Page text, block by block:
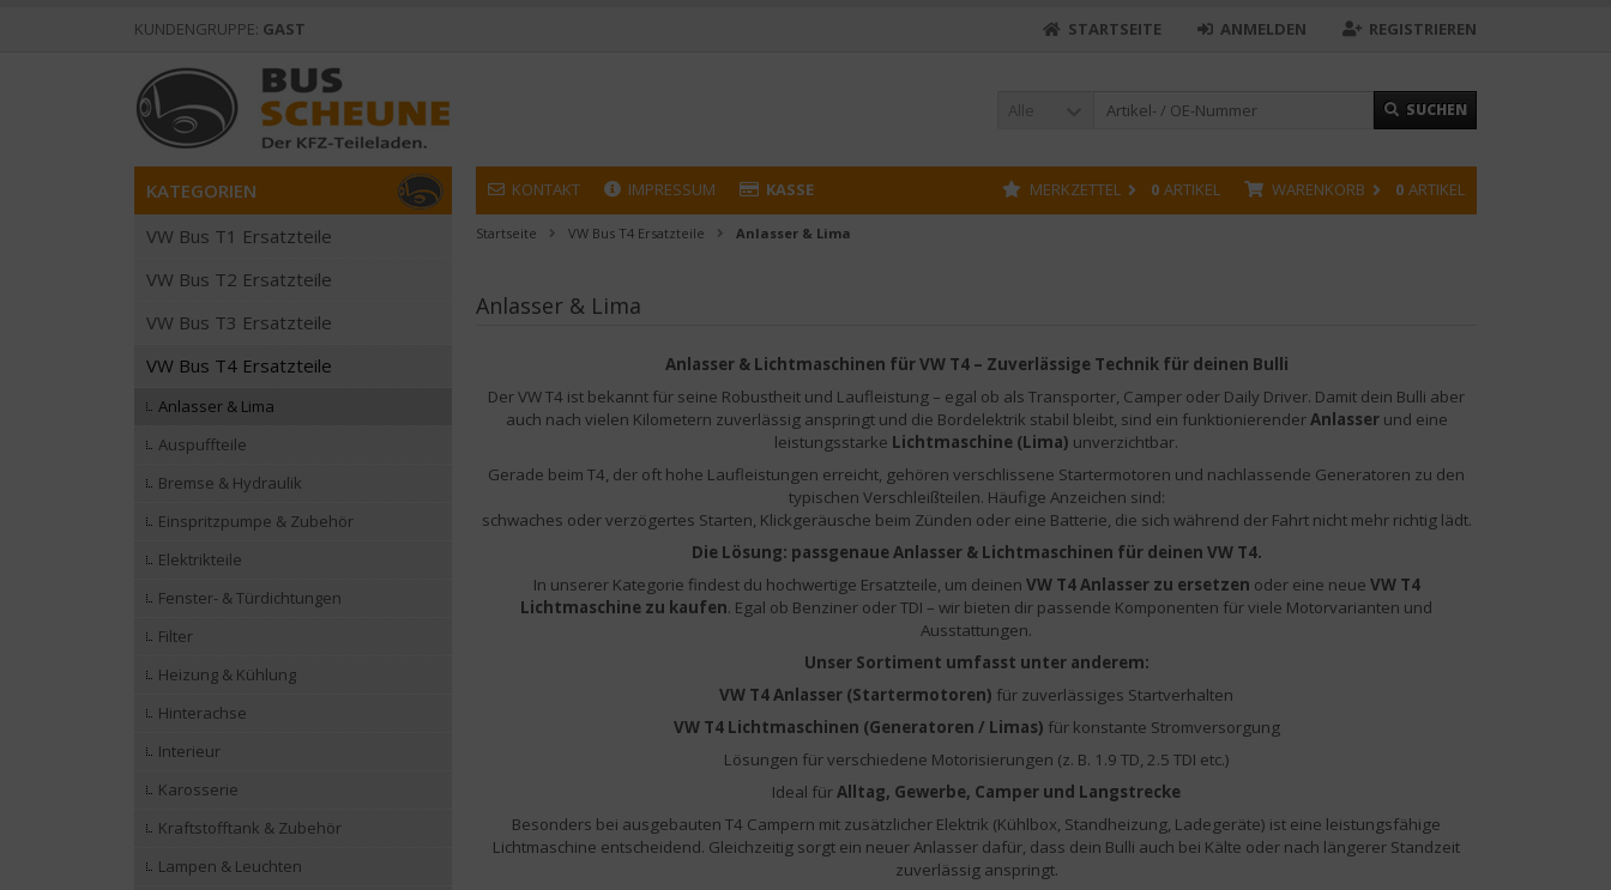
KUNDENGRUPPE: GAST REGISTRIEREN
ANMELDEN
STARTSEITE
Alle SUCHEN
KONTAKT IMPRESSUM KASSE WARENKORB 0 ARTIKEL
MERKZETTEL 0 ARTIKEL
Startseite VW Bus T4 Ersatzteile Anlasser & Lima
Anlasser & Lima
Anlasser & Lichtmaschinen für VW T4 – Zuverlässige Technik für deinen Bulli
DerVW T4 ist bekannt für seine Robustheit und Laufleistung – egal ob als Transporter, Camper oder Daily Driver. Damit dein Bulli aber
auch nach vielen Kilometern zuverlässig anspringt und die Bordelektrik stabil bleibt, sind ein funktionierenderAnlasserund eine
leistungsstarke Lichtmaschine (Lima) unverzichtbar.
Gerade beim T4, der oft hohe Laufleistungen erreicht, gehören verschlissene Startermotoren und nachlassende Generatoren zu den
typischen Verschleißteilen. Häufige Anzeichen sind:
schwaches oder verzögertes Starten, Klickgeräusche beim Zünden oder eine Batterie, die sich während der Fahrt nicht mehr richtig lädt.
Die Lösung: passgenaue Anlasser & Lichtmaschinen für deinen VW T4.
In unserer Kategorie findest du hochwertige Ersatzteile, um deinen VW T4 Anlasser zu ersetzen oder eine neue VW T4
Lichtmaschine zu kaufen. Egal ob Benziner oder TDI – wir bieten dir passende Komponenten für viele Motorvarianten und
Ausstattungen.
Unser Sortiment umfasst unter anderem:
VW T4 Anlasser (Startermotoren) für zuverlässiges Startverhalten
VW T4 Lichtmaschinen (Generatoren / Limas) für konstante Stromversorgung
Lösungen für verschiedene Motorisierungen (z. B. 1.9 TD, 2.5 TDI etc.)
Ideal fürAlltag, Gewerbe, Camper und Langstrecke
Besonders bei ausgebauten T4 Campern mit zusätzlicher Elektrik (Kühlbox, Standheizung, Ladegeräte) ist eine leistungsfähige
Lichtmaschine entscheidend. Gleichzeitig sorgt ein neuer Anlasser dafür, dass dein Bulli auch bei Kälte oder nach längerer Standzeit
zuverlässig anspringt.
KATEGORIEN
VW Bus T1 Ersatzteile
VW Bus T2 Ersatzteile
VW Bus T3 Ersatzteile
VW Bus T4 Ersatzteile
Anlasser & Lima
Auspuffteile
Bremse & Hydraulik
Einspritzpumpe & Zubehör
Elektrikteile
Fenster- & Türdichtungen
Filter
Heizung & Kühlung
Hinterachse
Interieur
Karosserie
Kraftstofftank & Zubehör
Lampen & Leuchten